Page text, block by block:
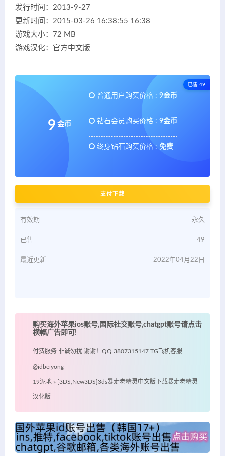
发行时间：2013-9-27
更新时间：2015-03-26 16:38:55 16:38
游戏大小：72 MB
游戏汉化：官方中文版
已售 49
9 金币
普通用户购买价格 : 9金币
钻石会员购买价格 : 9金币
终身钻石购买价格 : 免费
支付下载
有效期 永久
已售 49
最近更新 2022年04月22日
购买海外苹果ios账号,国际社交账号,chatgpt账号请点击
横幅广告即可!
付费服务 非诚勿扰 谢谢！QQ 3807315147 TG飞机客服
@idbeiyong
19泥地 » [3DS,New3DS]3ds暴走老精灵中文版下载暴走老精灵
汉化版